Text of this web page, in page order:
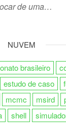
de uma…
NUVEM
brasileiro
estudo de caso
mcmc msird
shell